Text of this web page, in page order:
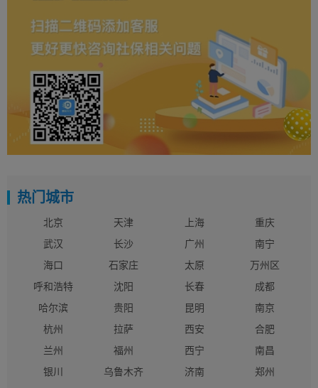
热门城市
北京 天津 上海
重庆
武汉
长沙 广州
南宁
海口
石家庄 太原
万州区
呼和浩特
沈阳 长春
成都
哈尔滨
贵阳 昆明
南京
杭州
拉萨 西安
合肥
兰州
福州 西宁
南昌
银川
乌鲁木齐 济南 郑州